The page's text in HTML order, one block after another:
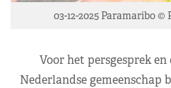
03-12-2025 Paramaribo ©
Voor het persgesprek
Nederlandse gemeenschap